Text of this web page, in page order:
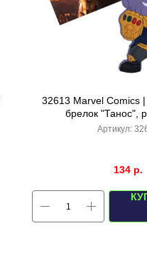
32613 Marvel Comics
брелок "Танос",
Артикул:
134 р.